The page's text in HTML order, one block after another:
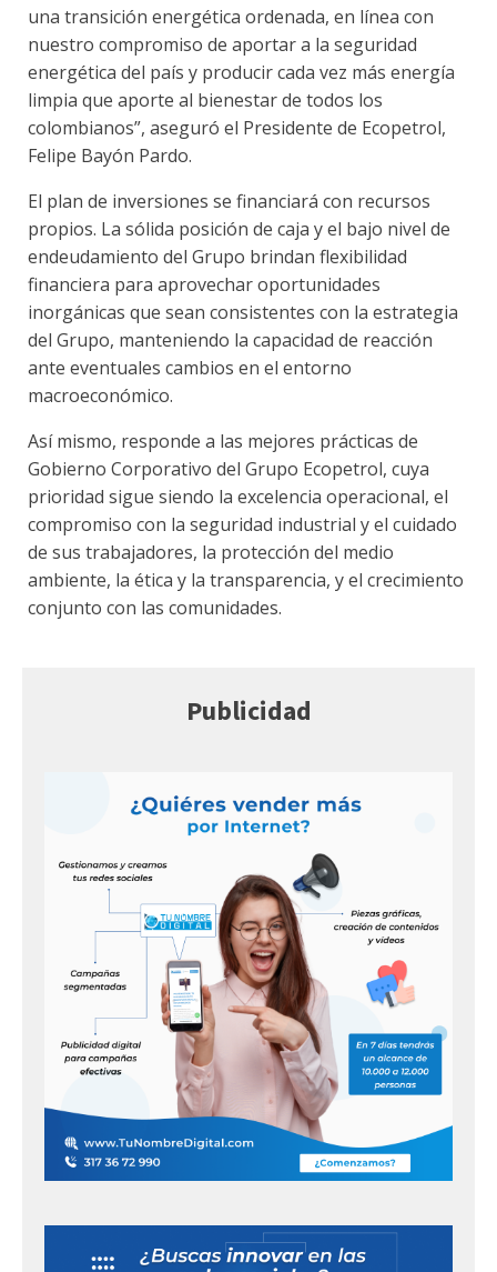
Publicidad
una transición energética ordenada, en línea con
nuestro compromiso de aportar a la seguridad
energética del país y producir cada vez más energía
limpia que aporte al bienestar de todos los
colombianos”, aseguró el Presidente de Ecopetrol,
Felipe Bayón Pardo.
El plan de inversiones se financiará con recursos
propios. La sólida posición de caja y el bajo nivel de
endeudamiento del Grupo brindan flexibilidad
financiera para aprovechar oportunidades
inorgánicas que sean consistentes con la estrategia
del Grupo, manteniendo la capacidad de reacción
ante eventuales cambios en el entorno
macroeconómico.
Así mismo, responde a las mejores prácticas de
Gobierno Corporativo del Grupo Ecopetrol, cuya
prioridad sigue siendo la excelencia operacional, el
compromiso con la seguridad industrial y el cuidado
de sus trabajadores, la protección del medio
ambiente, la ética y la transparencia, y el crecimiento
conjunto con las comunidades.